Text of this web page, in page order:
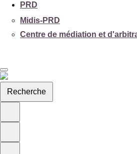
PRD
Midis-PRD
Centre de médiation et
Recherche